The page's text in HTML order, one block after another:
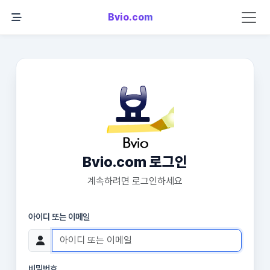
Bvio.com
Bvio.com 로그인
계속하려면 로그인하세요
아이디 또는 이메일